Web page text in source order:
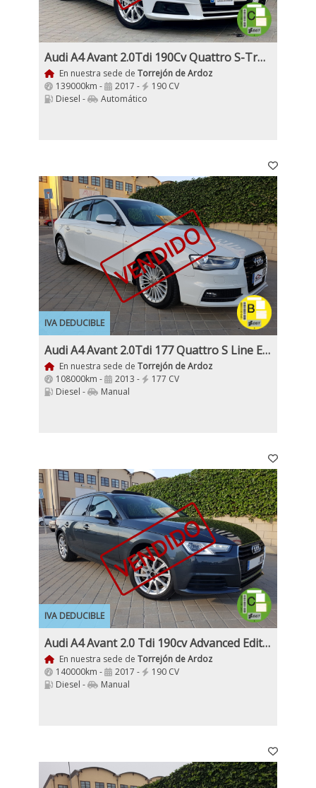
Audi A4 Avant 2.0Tdi 190Cv Quattro S-Tronic Advanced
En nuestra sede de Torrejón de Ardoz
139000km -
2017 -
190 CV
Diesel -
Automático
IVA DEDUCIBLE
VENDIDO
Audi A4 Avant 2.0Tdi 177 Quattro S Line Edition
En nuestra sede de Torrejón de Ardoz
108000km -
2013 -
177 CV
Diesel -
Manual
IVA DEDUCIBLE
VENDIDO
Audi A4 Avant 2.0 Tdi 190cv Advanced Edition
En nuestra sede de Torrejón de Ardoz
140000km -
2017 -
190 CV
Diesel -
Manual